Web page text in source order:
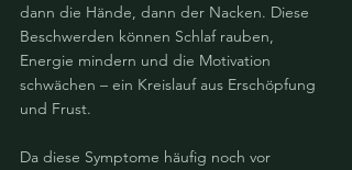
dann die Hände, dann der Nacken. Diese
Beschwerden können Schlaf rauben,
Energie mindern und die Motivation
schwächen – ein Kreislauf aus Erschöpfung
und Frust.
Da diese Symptome häufig noch vor